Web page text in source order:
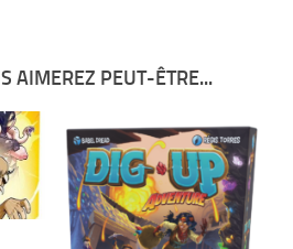
AIMEREZ PEUT-ÊTRE...